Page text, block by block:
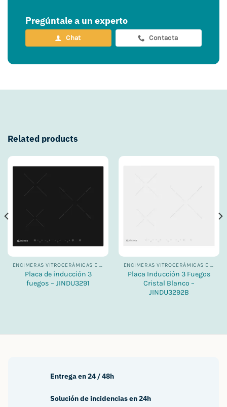
Pregúntale a un experto
Chat Contacta
Related products
ENCIMERAS VITROCERÁMICAS E INDUCCIONES
Placa de inducción 3
fuegos – JINDU3291
ENCIMERAS VITROCERÁMICAS E INDUCCIONES
Placa Inducción 3 Fuegos
Cristal Blanco –
JINDU3292B
Entrega en 24 / 48h
Solución de incidencias en 24h